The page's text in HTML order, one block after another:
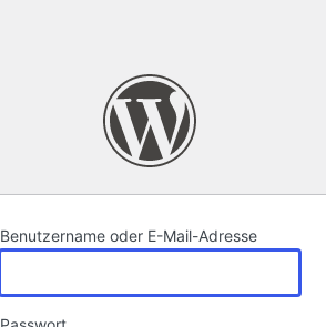
Benutzername oder E-Mail-Adresse